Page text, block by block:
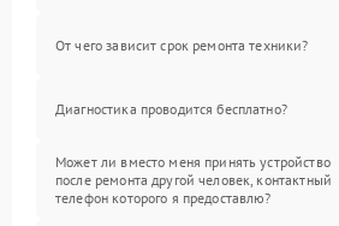
От чего зависит срок ремонта техники?
Диагностика проводится бесплатно?
Может ли вместо меня принять устройство
после ремонта другой человек, контактный
телефон которого я предоставлю?